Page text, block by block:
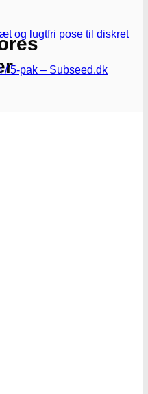
/ 5-pak – Subseed.dk